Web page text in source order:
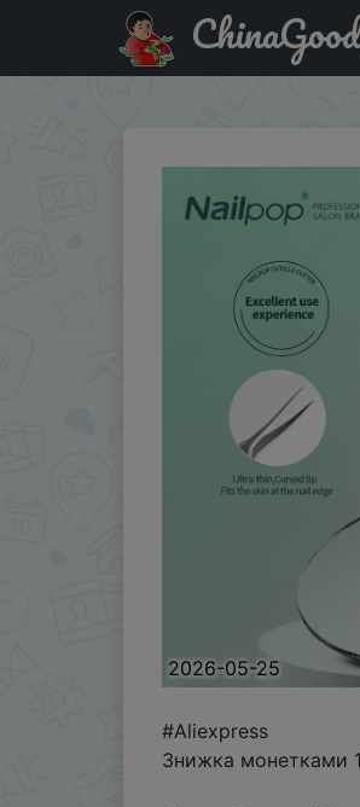
Купить по скидке: Nailpop Cuticle
2026-05-25
#Aliexpress
Знижка монетками